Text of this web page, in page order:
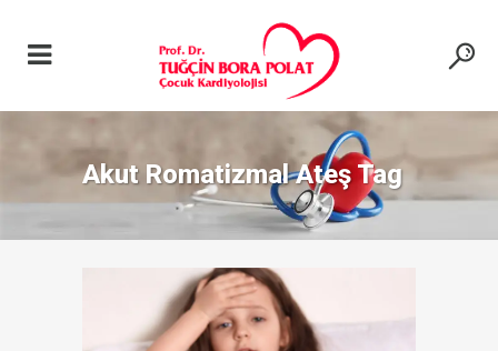
Akut Romatizmal Ateş Tag